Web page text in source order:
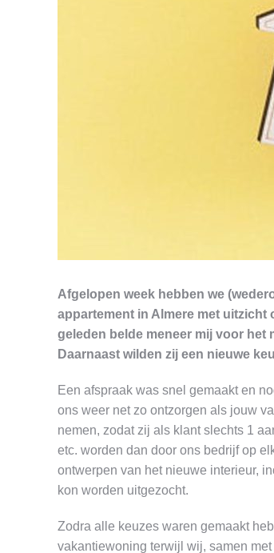
Afgelopen week hebben we
appartement in Almere met uitzicht
geleden belde meneer mij voor het
Daarnaast wilden zij een nieuwe
Een afspraak was snel gemaakt en
ons weer net zo ontzorgen als jouw
nemen, zodat zij als klant slechts 1
etc. worden dan door ons bedrijf op
ontwerpen van het nieuwe interieur,
kon worden uitgezocht.
Zodra alle keuzes waren gemaakt
vakantiewoning terwijl wij, samen